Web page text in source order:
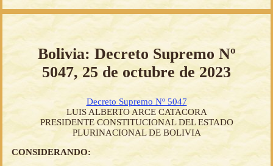
Bolivia: Decreto Supremo Nº
5047, 25 de octubre de 2023
Decreto Supremo Nº 5047
LUIS ALBERTO ARCE CATACORA
PRESIDENTE CONSTITUCIONAL DEL ESTADO
PLURINACIONAL DE BOLIVIA
CONSIDERANDO: